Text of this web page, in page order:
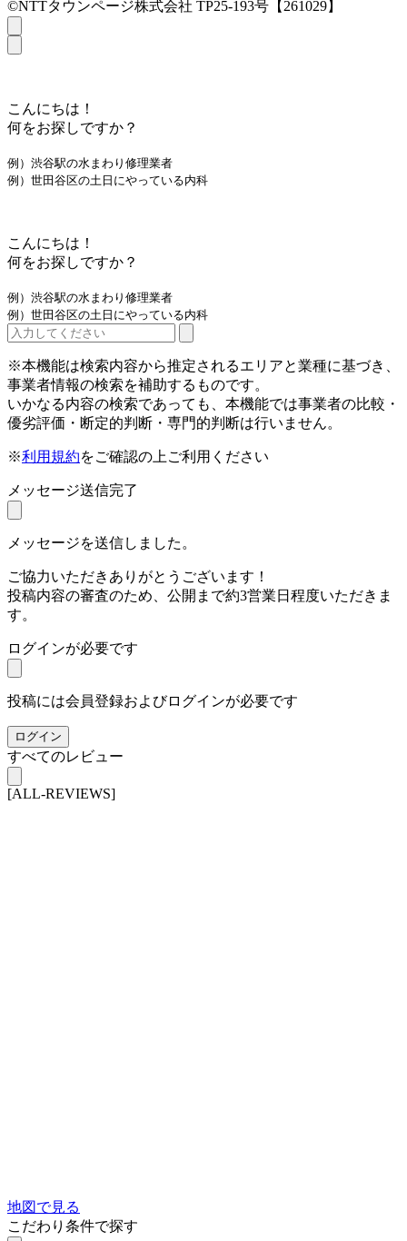
©NTTタウンページ株式会社 TP25-193号【261029】
こんにちは！
何をお探しですか？
例）渋谷駅の水まわり修理業者
例）世田谷区の土日にやっている内科
こんにちは！
何をお探しですか？
例）渋谷駅の水まわり修理業者
例）世田谷区の土日にやっている内科
※本機能は検索内容から推定されるエリアと業種に基づき、
事業者情報の検索を補助するものです。
いかなる内容の検索であっても、本機能では事業者の比較・
優劣評価・断定的判断・専門的判断は行いません。
※利用規約をご確認の上ご利用ください
メッセージ送信完了
メッセージを送信しました。
ご協力いただきありがとうございます！
投稿内容の審査のため、公開まで約3営業日程度いただきま
す。
ログインが必要です
投稿には会員登録およびログインが必要です
ログイン
すべてのレビュー
[ALL-REVIEWS]
地図で見る
こだわり条件で探す